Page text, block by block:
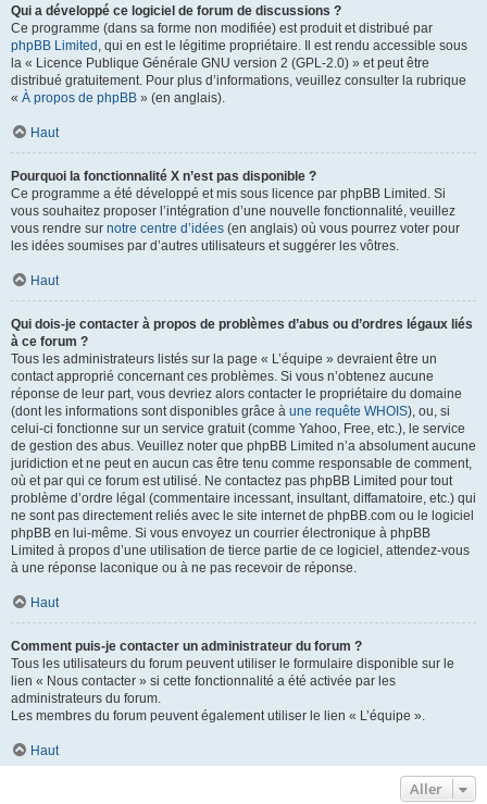
Qui a développé ce logiciel de forum de discussions ?
Ce programme (dans sa forme non modifiée) est produit et distribué par
phpBB Limited , qui en est le légitime propriétaire. Il est rendu accessible sous
la « Licence Publique Générale GNU version 2 (GPL-2.0) » et peut être
distribué gratuitement. Pour plus d’informations, veuillez consulter la rubrique
« À propos de phpBB » (en anglais).
Haut
Pourquoi la fonctionnalité X n’est pas disponible ?
Ce programme a été développé et mis sous licence par phpBB Limited. Si
vous souhaitez proposer l’intégration d’une nouvelle fonctionnalité, veuillez
vous rendre sur notre centre d’idées (en anglais) où vous pourrez voter pour
les idées soumises par d’autres utilisateurs et suggérer les vôtres.
Haut
Qui dois-je contacter à propos de problèmes d’abus ou d’ordres légaux liés
à ce forum ?
Tous les administrateurs listés sur la page « L’équipe » devraient être un
contact approprié concernant ces problèmes. Si vous n’obtenez aucune
réponse de leur part, vous devriez alors contacter le propriétaire du domaine
(dont les informations sont disponibles grâce à une requête WHOIS), ou, si
celui-ci fonctionne sur un service gratuit (comme Yahoo, Free, etc.), le service
de gestion des abus. Veuillez noter que phpBB Limited n’a absolument aucune
juridiction et ne peut en aucun cas être tenu comme responsable de comment,
où et par qui ce forum est utilisé. Ne contactez pas phpBB Limited pour tout
problème d’ordre légal (commentaire incessant, insultant, diffamatoire, etc.) qui
ne sont pas directement reliés avec le site internet de phpBB.com ou le logiciel
phpBB en lui-même. Si vous envoyez un courrier électronique à phpBB
Limited à propos d’une utilisation de tierce partie de ce logiciel, attendez-vous
à une réponse laconique ou à ne pas recevoir de réponse.
Haut
Comment puis-je contacter un administrateur du forum ?
Tous les utilisateurs du forum peuvent utiliser le formulaire disponible sur le
lien « Nous contacter » si cette fonctionnalité a été activée par les
administrateurs du forum.
Les membres du forum peuvent également utiliser le lien « L’équipe ».
Haut
Aller